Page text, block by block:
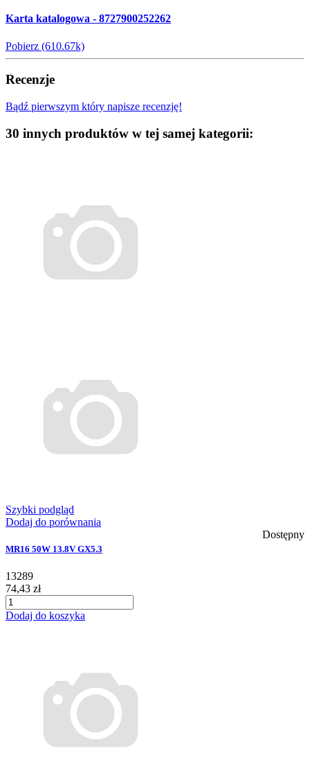
Karta katalogowa - 8727900252262
Pobierz (610.67k)
Recenzje
Bądź pierwszym który napisze recenzję!
30 innych produktów w tej samej kategorii:
Szybki podgląd
Dodaj do porównania
Dostępny
MR16 50W 13.8V GX5.3
13289
74,43 zł
Dodaj do koszyka